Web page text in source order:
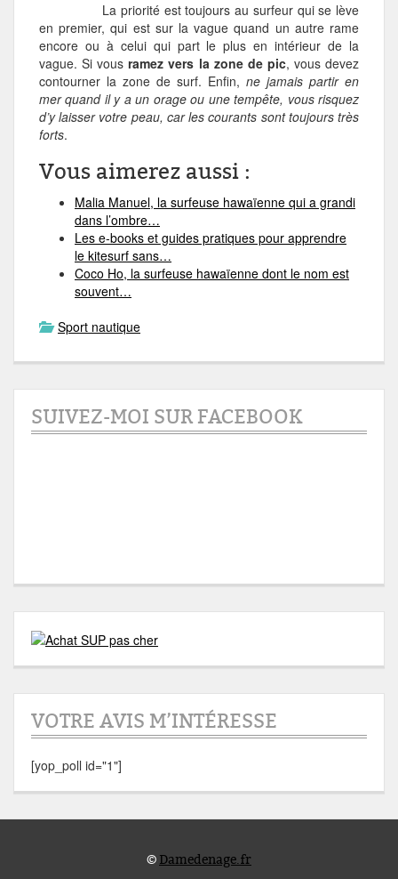
La priorité est toujours au surfeur qui se lève
en premier, qui est sur la vague quand un autre rame
encore ou à celui qui part le plus en intérieur de la
vague. Si vousramez vers la zone de pic, vous devez
contourner la zone de surf. Enfin, ne jamais partir en
mer quand il y a un orage ou une tempête, vous risquez
d’y laisser votre peau, car les courants sont toujours très
forts.
Vous aimerez aussi :
Malia Manuel, la surfeuse hawaïenne qui a grandi
dans l’ombre…
Les e-books et guides pratiques pour apprendre
le kitesurf sans…
Coco Ho, la surfeuse hawaïenne dont le nom est
souvent…
Sport nautique
SUIVEZ-MOI SUR FACEBOOK
VOTRE AVIS M’INTÉRESSE
[yop_poll id="1"]
© Damedenage.fr